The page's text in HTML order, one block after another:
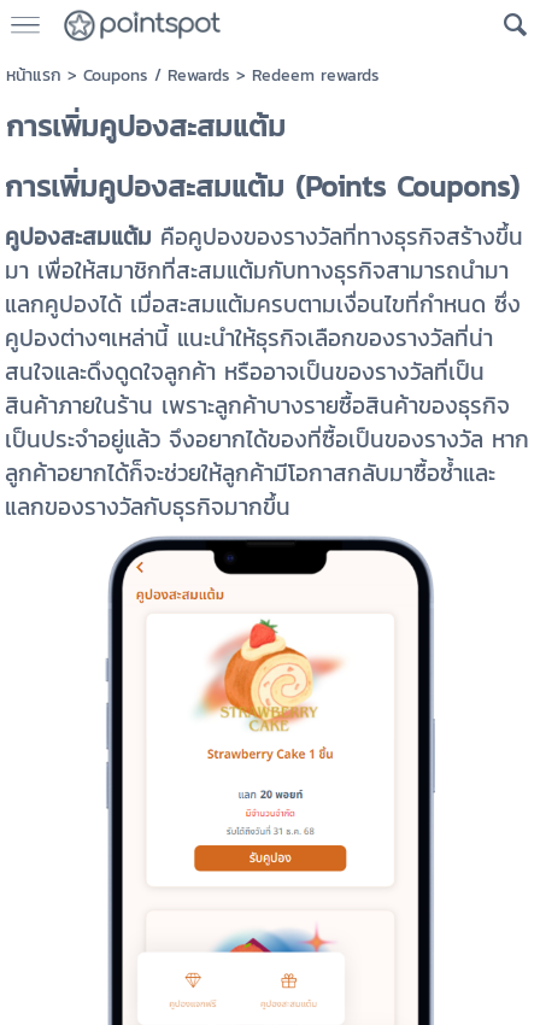
หน้าแรก > Coupons / Rewards > Redeem rewards
การเพิ่มคูปองสะสมแต้ม
การเพิ่มคูปองสะสมแต้ม (Points Coupons)
คูปองสะสมแต้ม คือคูปองของรางวัลที่ทางธุรกิจสร้างขึ้น
มา เพื่อให้สมาชิกที่สะสมแต้มกับทางธุรกิจสามารถนำมา
แลกคูปองได้ เมื่อสะสมแต้มครบตามเงื่อนไขที่กำหนด ซึ่ง
คูปองต่างๆเหล่านี้ แนะนำให้ธุรกิจเลือกของรางวัลที่น่า
สนใจและดึงดูดใจลูกค้า หรืออาจเป็นของรางวัลที่เป็น
สินค้าภายในร้าน เพราะลูกค้าบางรายซื้อสินค้าของธุรกิจ
เป็นประจำอยู่แล้ว จึงอยากได้ของที่ซื้อเป็นของรางวัล หาก
ลูกค้าอยากได้ก็จะช่วยให้ลูกค้ามีโอกาสกลับมาซื้อซ้ำและ
แลกของรางวัลกับธุรกิจมากขึ้น